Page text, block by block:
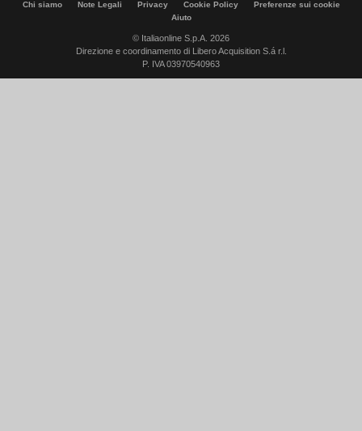
Chi siamo Note Legali Privacy Cookie Policy
Preferenze sui cookie
Aiuto
© Italiaonline S.p.A. 2026
Direzione e coordinamento di Libero Acquisition S.á r.l.
P. IVA 03970540963